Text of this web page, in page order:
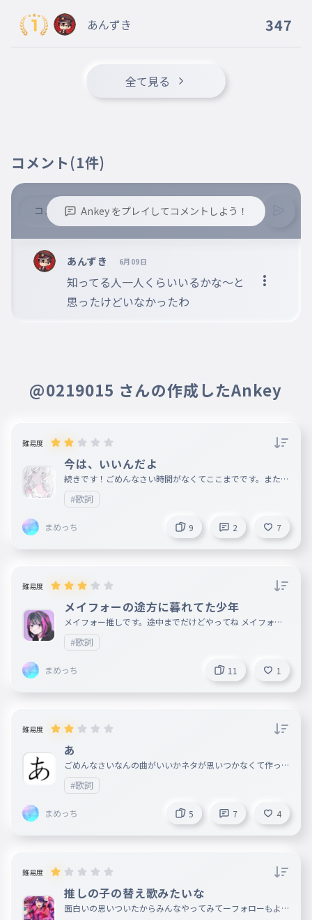
あんずき 347
全て見る
コメント (1件)
Ankey をプレイしてコメントしよう！
※コメントするには、ログインが必要です。
あんずき 6月09日
知ってる人一人くらいいるかな〜と
思ったけどいなかったわ
@0219015 さんの作成したAnkey
難易度
今は、いいんだよ
続きです！ごめんなさい時間がなくてここまでです。また面
白いネタを考えてきます。
#歌詞
まめっち 9 2 7
難易度
メイフォーの途方に暮れてた少年
メイフォー推しです。途中までだけどやってね メイフォー
復帰したのマジで嬉しい
#歌詞
まめっち 11 1
難易度
あ
ごめんなさいなんの曲がいいかネタが思いつかなくて作って
欲しいのがあったら教えてくださいお願いします。
#歌詞
まめっち 5 7 4
難易度
推しの子の替え歌みたいな
面白いの思いついたからみんなやってみてーフォローもよろ